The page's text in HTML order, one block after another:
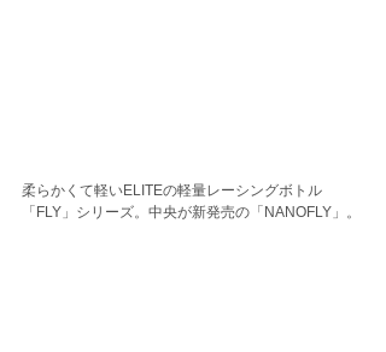
柔らかくて軽いELITEの軽量レーシングボトル
「FLY」シリーズ。中央が新発売の「NANOFLY」。